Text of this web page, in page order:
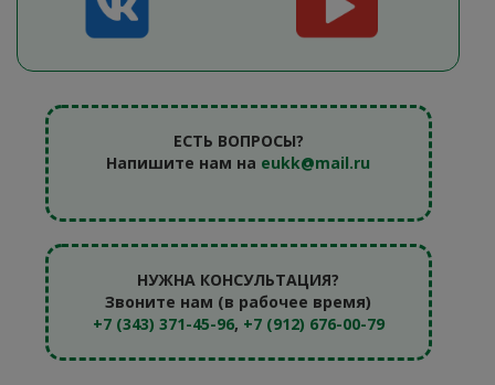
ЕСТЬ ВОПРОСЫ?
Напишите нам на eukk@mail.ru
НУЖНА КОНСУЛЬТАЦИЯ?
Звоните нам (в рабочее время)
+7 (343) 371-45-96, +7 (912) 676-00-79